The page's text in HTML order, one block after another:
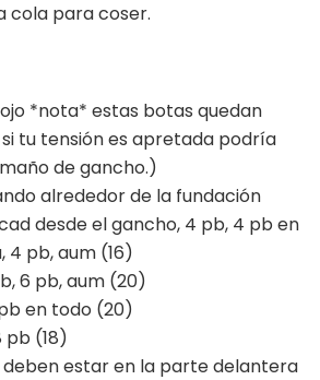
cola para coser.
*nota* estas botas quedan
tu tensión es apretada podría
de gancho.)
alrededor de la fundación
desde el gancho, 4 pb, 4 pb en
4 pb, aum (16)
6 pb, aum (20)
en todo (20)
pb (18)
deben estar en la parte delantera